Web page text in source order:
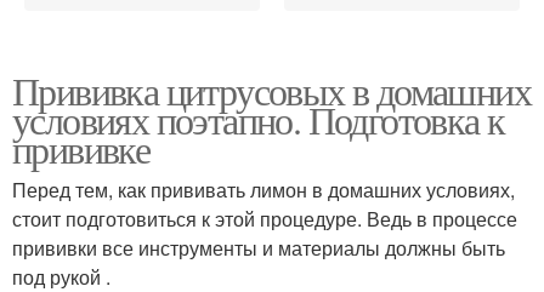
Прививка цитрусовых в домашних
условиях поэтапно. Подготовка к
прививке
Перед тем, как прививать лимон в домашних условиях,
стоит подготовиться к этой процедуре. Ведь в процессе
прививки все инструменты и материалы должны быть
под рукой .